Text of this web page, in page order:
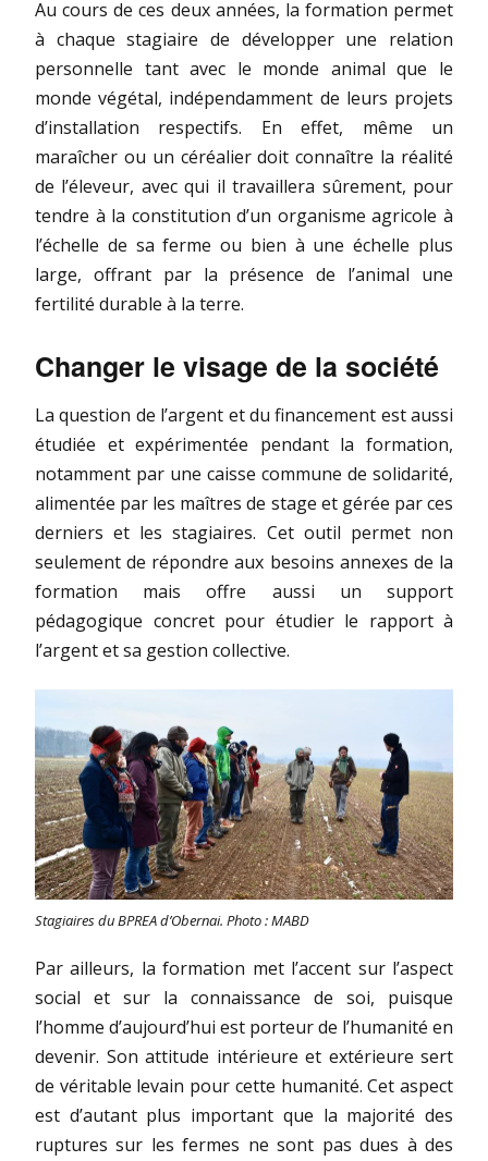
Au cours de ces deux années, la formation permet
à chaque stagiaire de développer une relation
personnelle tant avec le monde animal que le
monde végétal, indépendamment de leurs projets
d’installation respectifs. En effet, même un
maraîcher ou un céréalier doit connaître la réalité
de l’éleveur, avec qui il travaillera sûrement, pour
tendre à la constitution d’un organisme agricole à
l’échelle de sa ferme ou bien à une échelle plus
large, offrant par la présence de l’animal une
fertilité durable à la terre.
Changer le visage de la société
La question de l’argent et du financement est aussi
étudiée et expérimentée pendant la formation,
notamment par une caisse commune de solidarité,
alimentée par les maîtres de stage et gérée par ces
derniers et les stagiaires. Cet outil permet non
seulement de répondre aux besoins annexes de la
formation mais offre aussi un support
pédagogique concret pour étudier le rapport à
l’argent et sa gestion collective.
Stagiaires du BPREA d’Obernai. Photo : MABD
Par ailleurs, la formation met l’accent sur l’aspect
social et sur la connaissance de soi, puisque
l’homme d’aujourd’hui est porteur de l’humanité en
devenir. Son attitude intérieure et extérieure sert
de véritable levain pour cette humanité. Cet aspect
est d’autant plus important que la majorité des
ruptures sur les fermes ne sont pas dues à des